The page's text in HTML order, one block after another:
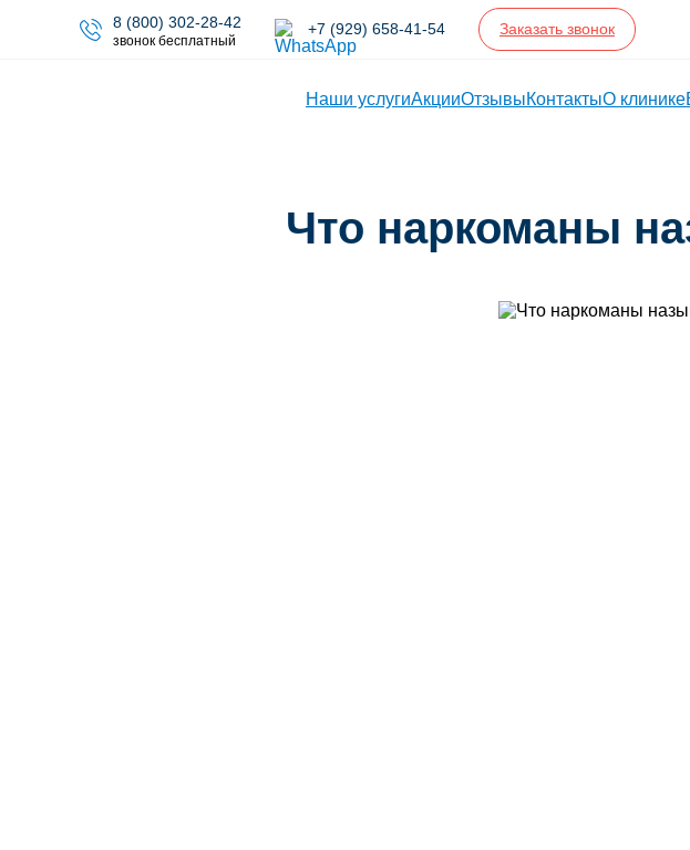
8 (800) 302-28-42
звонок бесплатный
+7 (929) 658-41-54 Заказать звонок
Наши услугиАкцииОтзывыКонтактыО клинике
Что наркоманы